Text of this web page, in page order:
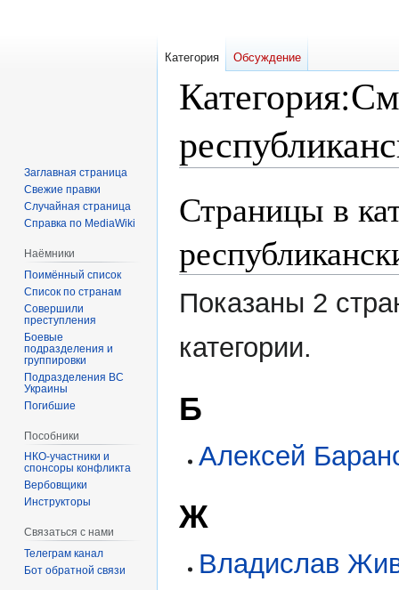
Категория:
ккСтраницы в
Показаны 2
категории.
Б
Алексей
Ж
Владислав
Категория Обсуждение
Заглавная страница
Свежие правки
Случайная страница
Справка по MediaWiki
Наёмники
Поимённый список
Список по странам
Совершили
преступления
Боевые
подразделения и
группировки
Подразделения ВС
Украины
Погибшие
Пособники
спонсоры конфликта
‏‎Вербовщики
Инструкторы
Связаться с нами
Телеграм канал
Бот обратной связи